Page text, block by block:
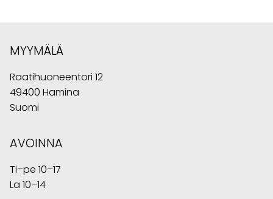
MYYMÄLÄ
Raatihuoneentori 12
49400 Hamina
Suomi
AVOINNA
Ti–pe 10–17
La 10–14